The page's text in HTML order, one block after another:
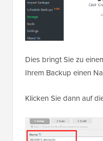
Dies bringt Sie zu
Ihrem Backup einen
Klicken Sie dann auf